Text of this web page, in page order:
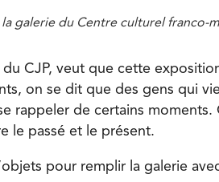
la galerie du Centre culturel franco-
CJP, veut que cette
on se dit que des gens qui
rappeler de certains moments.
le passé et le présent.
pour remplir la galerie